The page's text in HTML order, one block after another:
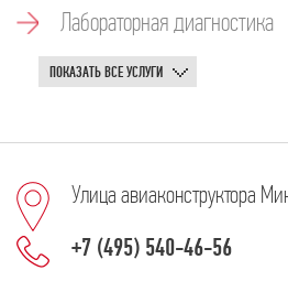
Лабораторная диагностика
ПОКАЗАТЬ ВСЕ УСЛУГИ
Улица авиаконструктора
+7 (495) 540-46-56